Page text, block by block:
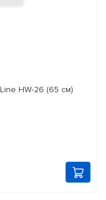
HW-26 (65 см)